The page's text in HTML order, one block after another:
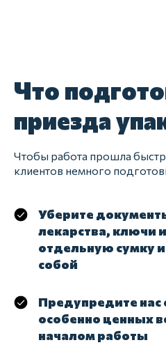
Что
приезда
Чтобы работа прошла
клиентов немного
Уберите
лекарства, ключи
отдельную сумку
собой
Предупредите нас
особенно ценных
началом работы